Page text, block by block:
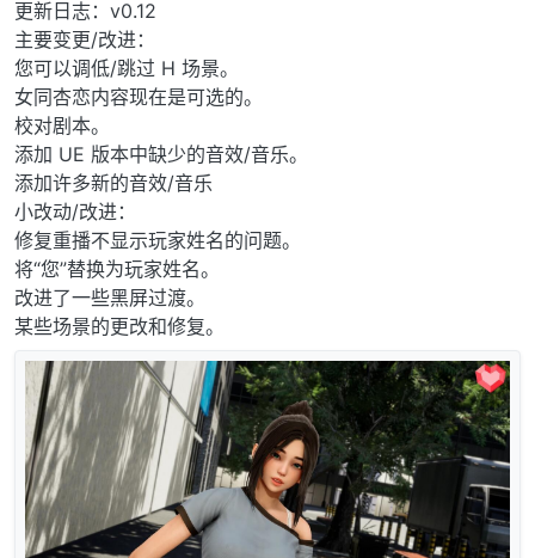
更新日志：v0.12
主要变更/改进：
您可以调低/跳过 H 场景。
女同杏恋内容现在是可选的。
校对剧本。
添加 UE 版本中缺少的音效/音乐。
添加许多新的音效/音乐
小改动/改进：
修复重播不显示玩家姓名的问题。
将“您”替换为玩家姓名。
改进了一些黑屏过渡。
某些场景的更改和修复。